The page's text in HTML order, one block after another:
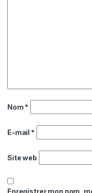
Nom *
E-mail *
Site web
Enregistrer mon nom,